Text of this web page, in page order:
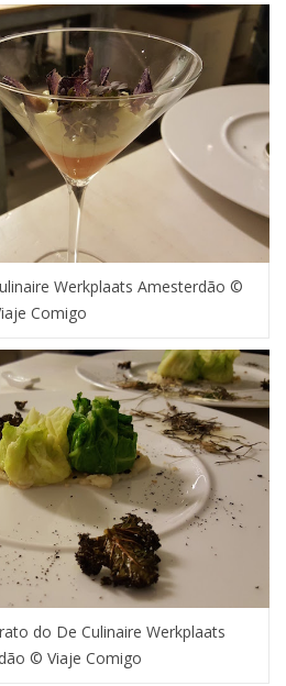
Werkplaats Amesterdão ©
Comigo
do De Culinaire Werkplaats
© Viaje Comigo